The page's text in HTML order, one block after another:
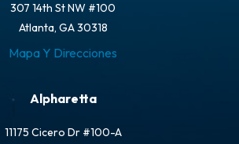
307 14th St NW #100
Atlanta, GA 30318
Mapa Y Direcciones
Alpharetta
11175 Cicero Dr #100-A